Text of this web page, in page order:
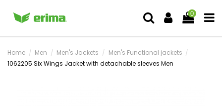
0
Home Men Men's Jackets
Men's Functional jackets
1062205 Six Wings Jacket with detachable sleeves Men